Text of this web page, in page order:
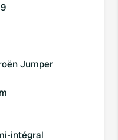
Jumper
intégral